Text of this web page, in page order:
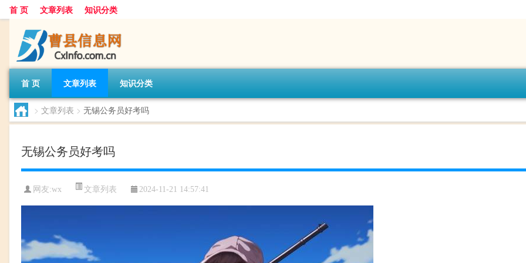
首 页 文章列表 知识分类
首 页 文章列表 知识分类
> 文章列表 > 无锡公务员好考吗
无锡公务员好考吗
网友:wx 文章列表 2024-11-21 14:57:41